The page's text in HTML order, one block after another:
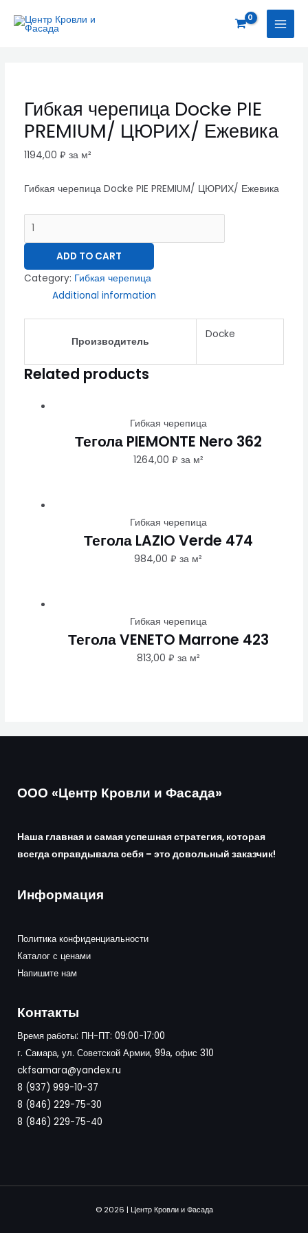
Гибкая черепица Docke PIE
PREMIUM/ ЦЮРИХ/ Ежевика
1194,00 ₽ за м²
Гибкая черепица Docke PIE PREMIUM/ ЦЮРИХ/ Ежевика
черепица
Ежевика
quantity
ADD TO CART
Category: Гибкая черепица
Additional information
Производитель
Docke
Related products
Гибкая черепица
Тегола PIEMONTE Nero 362
1264,00 ₽ за м²
Гибкая черепица
Тегола LAZIO Verde 474
984,00₽ за м²
Гибкая черепица
Тегола VENETO Marrone 423
813,00 ₽ за м²
ООО «Центр Кровли и Фасада»
Наша главная и самая успешная стратегия, которая
всегда оправдывала себя – это довольный заказчик!
Информация
Политика конфиденциальности
Каталог с ценами
Напишите нам
Контакты
Время работы: ПН-ПТ: 09:00-17:00
г. Самара, ул. Советской Армии, 99а, офис 310
ckfsamara@yandex.ru
8 (937) 999-10-37
8 (846) 229-75-30
8 (846) 229-75-40
© 2026 | Центр Кровли и Фасада